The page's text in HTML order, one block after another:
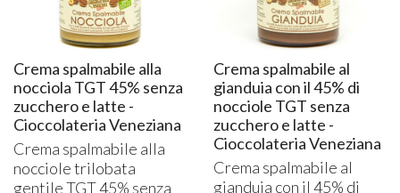
Crema spalmabile alla
nocciola TGT 45% senza
zucchero e latte -
Cioccolateria Veneziana
Crema spalmabile alla
nocciole trilobata
gentileTGT45% senza
Crema spalmabile al
gianduia con il 45% di
nocciole TGT senza
zucchero e latte -
Cioccolateria Veneziana
Crema spalmabile al
gianduia con il 45% di